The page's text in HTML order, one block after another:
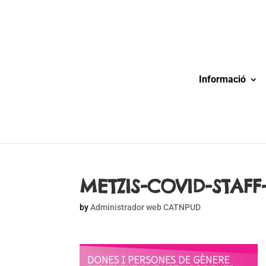
Informació
METZIS-COVID-
byAdministrador web CATNPUD